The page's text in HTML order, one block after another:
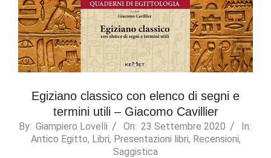
Egiziano classico con elenco di segni e
termini utili – Giacomo Cavillier
2020-
09-
By: Giampiero Lovelli On: 23 Settembre 2020
In:
Antico Egitto, Libri, Presentazioni libri, Recensioni,
Saggistica